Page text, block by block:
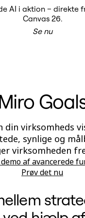
Canvas™
Forbindelser
MCP Server
Udforsk AI-håndbøger
Guard
apps
AI i aktion – direkte
Canvas 26.
Se nu
din virksomheds
synlige og
virksomheden
af avancerede
Prøv det nu